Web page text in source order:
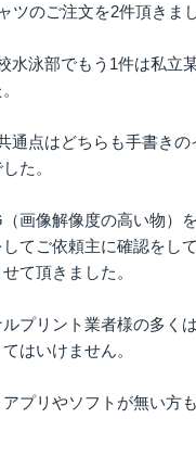
ツのご注文を2件頂きまし
水泳部でもう1件は私立
通点はどちらも手書き
た。
画像解像度の高い物）
てご依頼主に確認をし
て頂きました。
プリント業者様の多く
はいけません。
プリやソフトが無い方